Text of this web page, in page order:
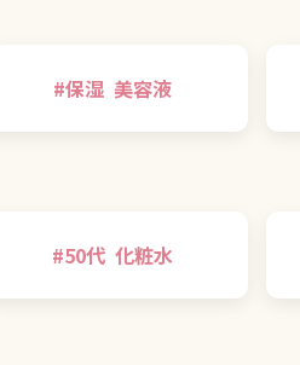
#保湿 美容液
#50代 化粧水